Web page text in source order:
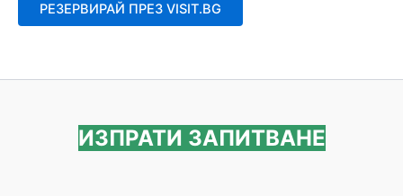
РЕЗЕРВИРАЙ ПРЕЗ VISIT.BG
ИЗПРАТИ ЗАПИТВАНЕ